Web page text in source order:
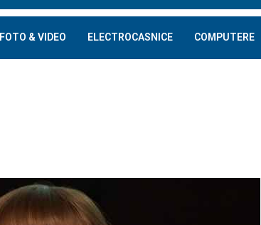
FOTO & VIDEO ELECTROCASNICE COMPUTERE